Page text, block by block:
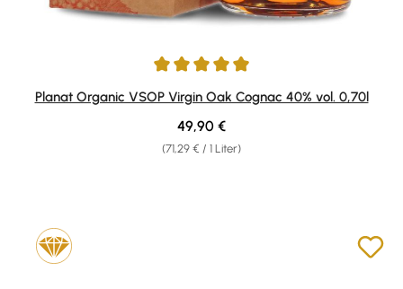
Durchschnittliche Bewertung von 5 von 5 Sternen
Planat Organic VSOP Virgin Oak Cognac 40% vol. 0,70l
(71,29 € / 1 Liter)
Regulärer Preis:
49,90 €